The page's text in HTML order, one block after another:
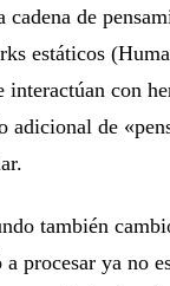
de
estáticos
con
adicional de
también
procesar ya no